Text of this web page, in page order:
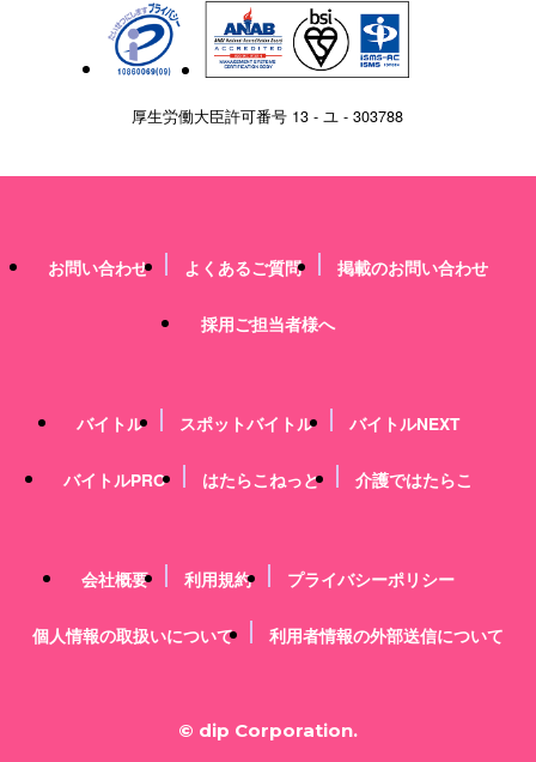
厚生労働大臣許可番号 13 - ユ - 303788
お問い合わせ よくあるご質問 掲載のお問い合わせ
採用ご担当者様へ
バイトル スポットバイトル バイトルNEXT
バイトルPRO はたらこねっと 介護ではたらこ
会社概要 利用規約 プライバシーポリシー
個人情報の取扱いについて 利用者情報の外部送信について
© dip Corporation.